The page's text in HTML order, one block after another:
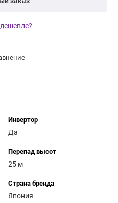
Инвертор
Да
Перепад высот
25 м
Страна бренда
Япония